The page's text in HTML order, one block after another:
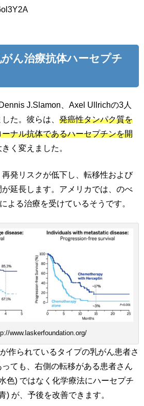
ん治療抗体ハーセプチ
J.Slamon、Axel Ullrichの3人
た。彼らは、 発癌性タンパク質を
ナル抗体であるハーセプチンを開
く変えました。
再発リスクが低下し、転移性および
延長します。アメリカでは、のべ
よる治療を受けているそうです。
www.laskerfoundation.org/
作られているタイプの乳がん患者さ
ても、右側の転移がある患者さん
色) ではなく化学療法にハーセプチ
) が、予後を改善できます。